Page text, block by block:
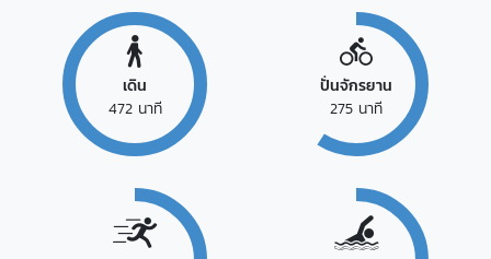
เดิน
472นาที
ปั่นจักรยาน
275 นาที